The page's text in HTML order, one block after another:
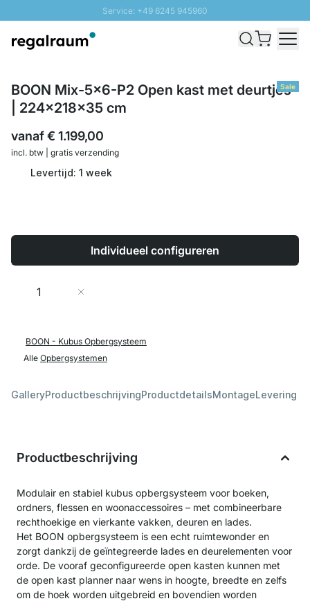
Service: +49 6245 945960
Snelle levering - Gratis verzending vanaf €100
Sale
BOON Mix-5x6-P2 Open kast met deurtjes
| 224x218x35 cm
vanaf€ 1.199,00
incl. btw | gratis verzending
Levertijd: 1 week
Individueel configureren
Aantal
BOON - Kubus Opbergsysteem
Alle Opbergsystemen
GalleryProductbeschrijvingProductdetailsMontageLevering
Productbeschrijving
Modulair en stabiel kubus opbergsysteem voor boeken,
ordners, flessen en woonaccessoires – met combineerbare
rechthoekige en vierkante vakken, deuren en lades.
Het BOON opbergsysteem is een echt ruimtewonder en
zorgt dankzij de geïntegreerde lades en deurelementen voor
orde. De vooraf geconfigureerde open kasten kunnen met
de open kast planner naar wens in hoogte, breedte en zelfs
om de hoek worden uitgebreid en bovendien worden